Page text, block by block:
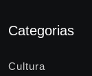
Categorias
Cultura